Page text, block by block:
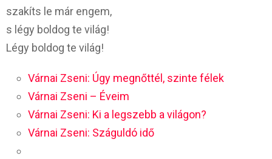
szakíts le már engem,
s légy boldog te világ!
Légy boldog te világ!
Várnai Zseni: Úgy megnőttél, szinte félek
Várnai Zseni – Éveim
Várnai Zseni: Ki a legszebb a világon?
Várnai Zseni: Száguldó idő